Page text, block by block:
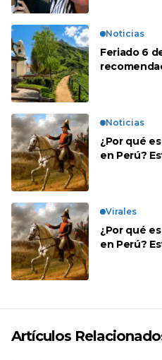
Noticias
Feriado 6
Noticias
¿Por qué
en Perú?
Virales
¿Por qué
en Perú?
Artículos